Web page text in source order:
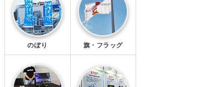
手ぬぐい
トートバッグ
幕・シート
のぼり 旗・フラッグ